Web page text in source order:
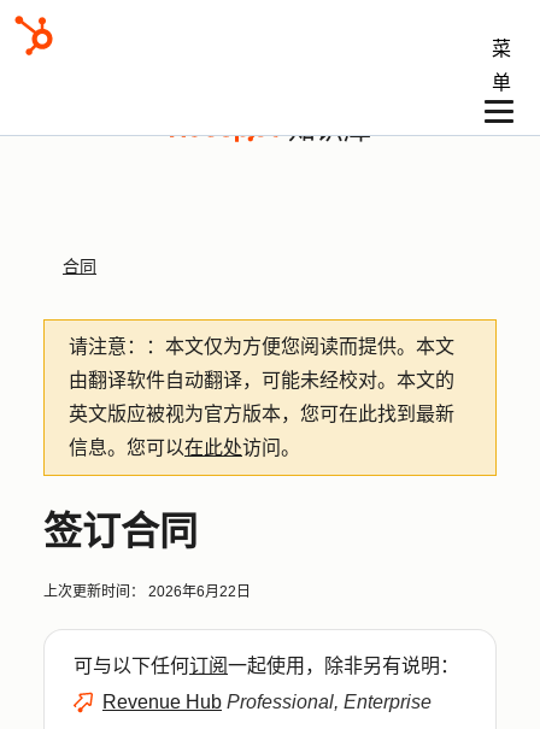
菜
单
知识库
合同
请注意： ：本文仅为方便您阅读而提供。 本文
由翻译软件自动翻译，可能未经校对。本文的
英文版应被视为官方版本，您可在此找到最新
信息。您可以在此处访问。
签订合同
上次更新时间： 2026年6月22日
可与以下任何订阅一起使用，除非另有说明：
Revenue Hub Professional, Enterprise